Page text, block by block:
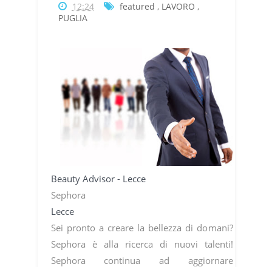
12:24 featured , LAVORO ,
PUGLIA
Beauty Advisor - Lecce
Sephora
Lecce
Sei pronto a creare la bellezza di domani?
Sephora è alla ricerca di nuovi talenti!
Sephora continua ad aggiornare